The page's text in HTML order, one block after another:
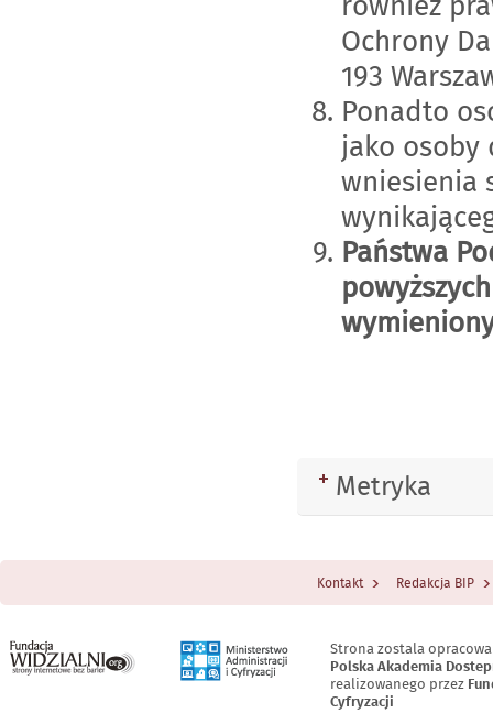
Ochrony
193
Ponadto
jako osoby
wniesienia
Państwa
Rozwiń
Metryka
Menu Stopka
Kontakt Redakcja BIP
Strona zostala
Polska Akademia
realizowanego przez
Cyfryzacji